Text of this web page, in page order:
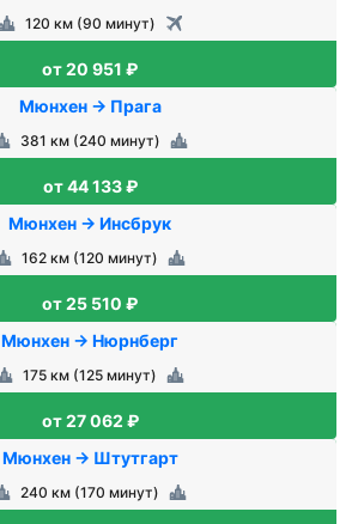
120 км (90 минут)
от 20 951 ₽
Мюнхен → Прага
381 км (240 минут)
от 44 133 ₽
Мюнхен → Инсбрук
162 км (120 минут)
от 25 510 ₽
Мюнхен → Нюрнберг
175 км (125 минут)
от 27 062 ₽
Мюнхен → Штутгарт
240 км (170 минут)